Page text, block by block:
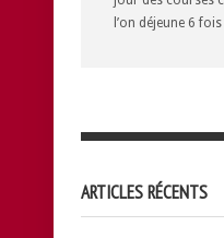
l’on déjeune 6 fois
ARTICLES RÉCENTS